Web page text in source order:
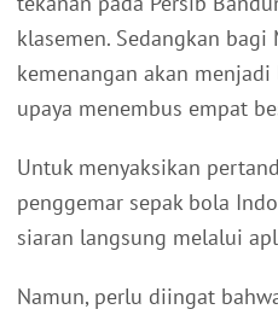
klasemen. Sedangkan bagi
kemenangan akan
upaya menembus empat
Untuk menyaksikan
penggemar sepak bola
siaran langsung melalui
Namun, perlu diingat